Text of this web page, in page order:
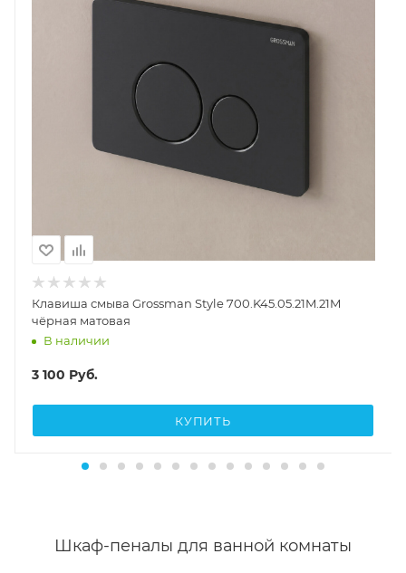
Клавиша смыва Grossman Style 700.K45.05.21M.21M
чёрная матовая
В наличии
3 100 Руб.
КУПИТЬ
Шкаф-пеналы для ванной комнаты